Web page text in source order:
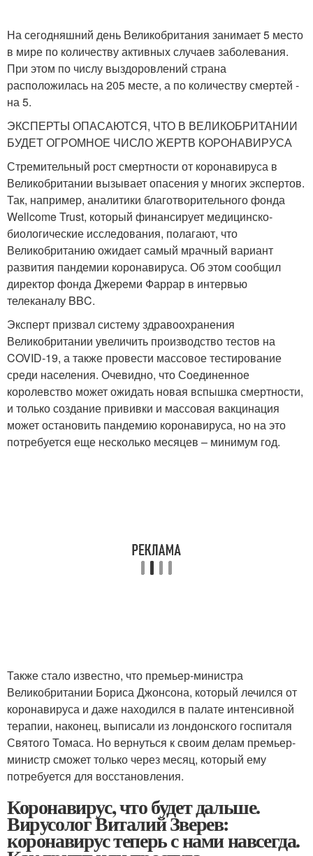
На сегодняшний день Великобритания занимает 5 место
в мире по количеству активных случаев заболевания.
При этом по числу выздоровлений страна
расположилась на 205 месте, а по количеству смертей -
на 5.
ЭКСПЕРТЫ ОПАСАЮТСЯ, ЧТО В ВЕЛИКОБРИТАНИИ
БУДЕТ ОГРОМНОЕ ЧИСЛО ЖЕРТВ КОРОНАВИРУСА
Стремительный рост смертности от коронавируса в
Великобритании вызывает опасения у многих экспертов.
Так, например, аналитики благотворительного фонда
Wellcome Trust, который финансирует медицинско-
биологические исследования, полагают, что
Великобританию ожидает самый мрачный вариант
развития пандемии коронавируса. Об этом сообщил
директор фонда Джереми Фаррар в интервью
телеканалу BBC.
Эксперт призвал систему здравоохранения
Великобритании увеличить производство тестов на
COVID-19, а также провести массовое тестирование
среди населения. Очевидно, что Соединенное
королевство может ожидать новая вспышка смертности,
и только создание прививки и массовая вакцинация
может остановить пандемию коронавируса, но на это
потребуется еще несколько месяцев – минимум год.
Также стало известно, что премьер-министра
Великобритании Бориса Джонсона, который лечился от
коронавируса и даже находился в палате интенсивной
терапии, наконец, выписали из лондонского госпиталя
Святого Томаса. Но вернуться к своим делам премьер-
министр сможет только через месяц, который ему
потребуется для восстановления.
Коронавирус, что будет дальше.
Вирусолог Виталий Зверев:
коронавирус теперь с нами навсегда.